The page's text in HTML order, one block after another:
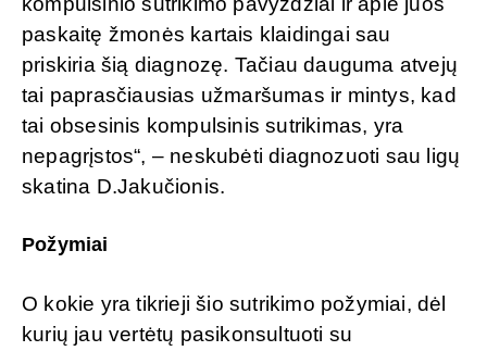
paskaitę žmonės kartais klaidingai sau
priskiria šią diagnozę. Tačiau dauguma atvejų
tai paprasčiausias užmaršumas ir mintys, kad
tai obsesinis kompulsinis sutrikimas, yra
nepagrįstos“, – neskubėti diagnozuoti sau ligų
skatina D.Jakučionis.
Požymiai
O kokie yra tikrieji šio sutrikimo požymiai, dėl
kurių jau vertėtų pasikonsultuoti su